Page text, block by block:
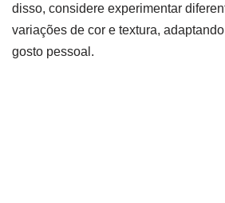
disso, considere experimentar
variações de cor e textura,
gosto pessoal.